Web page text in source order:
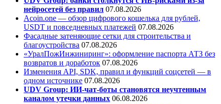
нейросетей без правил 07.08.2026
Acoin.one — обзор цифрового кошелька для рублей,
USDT и повседневных платежей 07.08.2026
Фасадные затеняющие сетки для строительства и
благоустройства 07.08.2026
«УралПожИнжиниринг»: оформление паспорта АТЗ без
возвратов и доработок 07.08.2026
Изменения API, SDK, правил и функций соцсетей — в
одном источнике 07.08.2026
UDV Group: ИИ-чат-боты становятся неучтенным
каналом утечки данных 06.08.2026